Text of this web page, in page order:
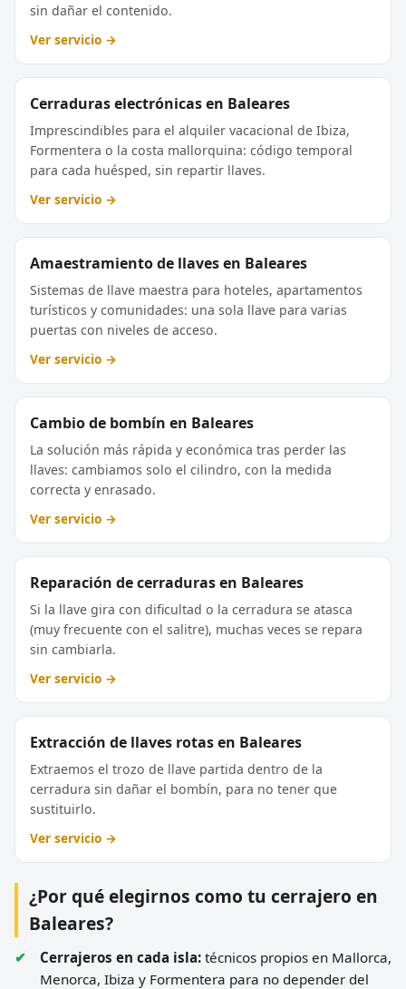
sin dañar el contenido.
Ver servicio →
Cerraduras electrónicas en Baleares
Imprescindibles para el alquiler vacacional de Ibiza,
Formentera o la costa mallorquina: código temporal
para cada huésped, sin repartir llaves.
Ver servicio →
Amaestramiento de llaves en Baleares
Sistemas de llave maestra para hoteles, apartamentos
turísticos y comunidades: una sola llave para varias
puertas con niveles de acceso.
Ver servicio →
Cambio de bombín en Baleares
La solución más rápida y económica tras perder las
llaves: cambiamos solo el cilindro, con la medida
correcta y enrasado.
Ver servicio →
Reparación de cerraduras en Baleares
Si la llave gira con dificultad o la cerradura se atasca
(muy frecuente con el salitre), muchas veces se repara
sin cambiarla.
Ver servicio →
Extracción de llaves rotas en Baleares
Extraemos el trozo de llave partida dentro de la
cerradura sin dañar el bombín, para no tener que
sustituirlo.
Ver servicio →
¿Por qué elegirnos como tu cerrajero en
Baleares?
Cerrajeros en cada isla: técnicos propios en Mallorca,
Menorca, Ibiza y Formentera para no depender del